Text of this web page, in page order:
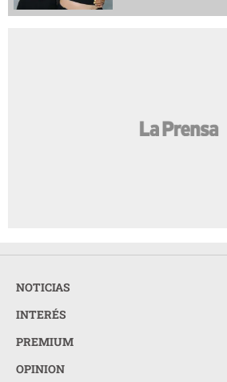
NOTICIAS
INTERÉS
PREMIUM
OPINION